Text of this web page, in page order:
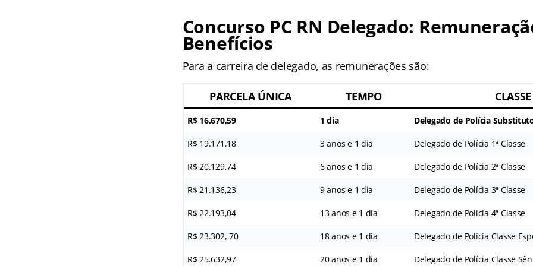
Concurso PC RN Delegado:
Benefícios
Para a carreira de delegado, as remunerações são:
PARCELA ÚNICA TEMPO CLASSE
R$ 16.670,59 1 dia Delegado de Polícia
R$ 19.171,18 3 anos e 1 dia Delegado de Polícia 1ª Classe
R$ 20.129,74 6 anos e 1 dia Delegado de Polícia 2ª Classe
R$ 21.136,23 9 anos e 1 dia Delegado de Polícia 3ª Classe
R$ 22.193,04 13 anos e 1 dia Delegado de Polícia 4ª Classe
R$ 23.302, 70 18 anos e 1 dia Delegado de Polícia Classe
R$ 25.632,97 20 anos e 1 dia Delegado de Polícia Classe